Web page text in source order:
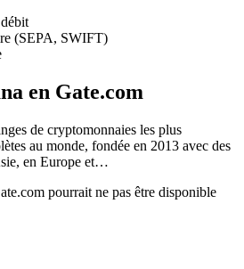
(SEPA, SWIFT)
en Gate.com
de cryptomonnaies les plus
au monde, fondée en 2013 avec des
en Europe et…
pourrait ne pas être disponible